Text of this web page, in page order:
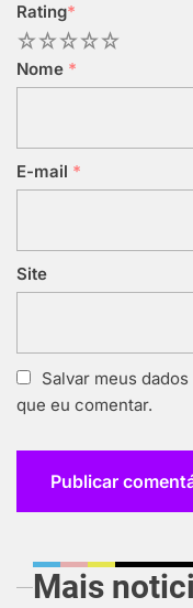
Rating*
5
4
3
2
Nome *
E-mail *
Site
Salvar meus
que eu comentar.
Mais